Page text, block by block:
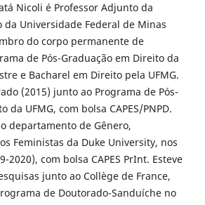
Nicoli é Professor Adjunto da
da Universidade Federal de Minas
do corpo permanente de
de Pós-Graduação em Direito da
e Bacharel em Direito pela UFMG.
(2015) junto ao Programa de Pós-
da UFMG, com bolsa CAPES/PNPD.
departamento de Gênero,
Feministas da Duke University, nos
2020), com bolsa CAPES PrInt. Esteve
junto ao Collège de France,
de Doutorado-Sanduíche no